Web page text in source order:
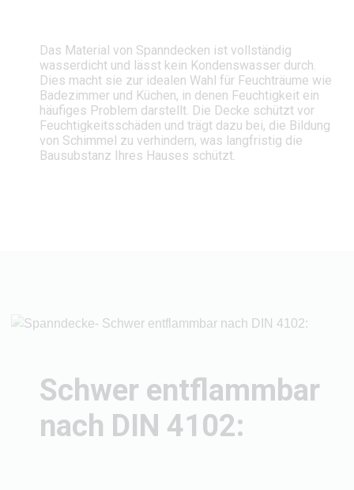
Das Material von Spanndecken ist vollständig
wasserdicht und lässt kein Kondenswasser durch.
Dies macht sie zur idealen Wahl für Feuchträume wie
Badezimmer und Küchen, in denen Feuchtigkeit ein
häufiges Problem darstellt. Die Decke schützt vor
Feuchtigkeitsschäden und trägt dazu bei, die Bildung
von Schimmel zu verhindern, was langfristig die
Bausubstanz Ihres Hauses schützt.
Schwer entflammbar
nach DIN 4102: